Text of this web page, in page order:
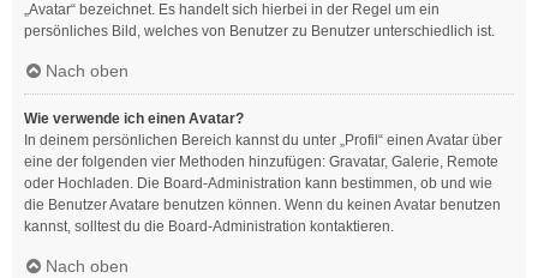
„Avatar“ bezeichnet. Es handelt sich hierbei in der Regel um ein
persönliches Bild, welches von Benutzer zu Benutzer unterschiedlich ist.
Nach oben
Wie verwende ich einen Avatar?
In deinem persönlichen Bereich kannst du unter „Profil“ einen Avatar über
eine der folgenden vier Methoden hinzufügen: Gravatar, Galerie, Remote
oder Hochladen. Die Board-Administration kann bestimmen, ob und wie
die Benutzer Avatare benutzen können. Wenn du keinen Avatar benutzen
kannst, solltest du die Board-Administration kontaktieren.
Nach oben